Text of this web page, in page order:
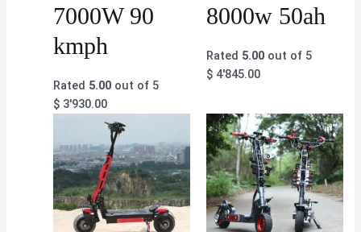
7000W 90
kmph
Rated 5.00 out of 5
$ 3'930.00
8000w 50ah
Rated 5.00out of 5
$4'845.00